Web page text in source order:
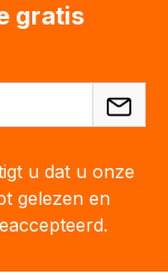
gratis
u dat u onze
gelezen en